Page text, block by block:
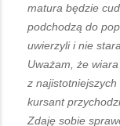
matura będzie
podchodzą do
uwierzyli i nie
Uważam, że
z
kursant
Zdaję sobie